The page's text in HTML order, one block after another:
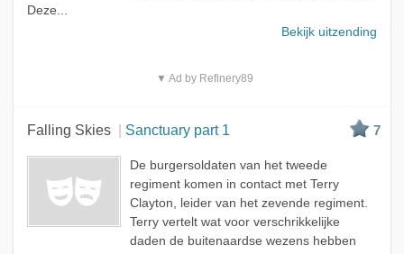
Deze...
Bekijk uitzending
▼ Ad by Refinery89
Falling Skies Sanctuary part 1 7
De burgersoldaten van het tweede
regiment komen in contact met Terry
Clayton, leider van het zevende regiment.
Terry vertelt wat voor verschrikkelijke
daden de buitenaardse wezens hebben